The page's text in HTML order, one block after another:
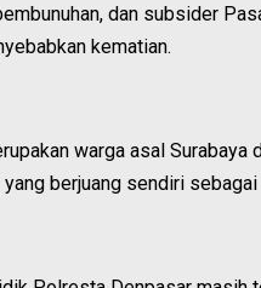
dan subsider
kematian.
warga asal
yang berjuang sendiri